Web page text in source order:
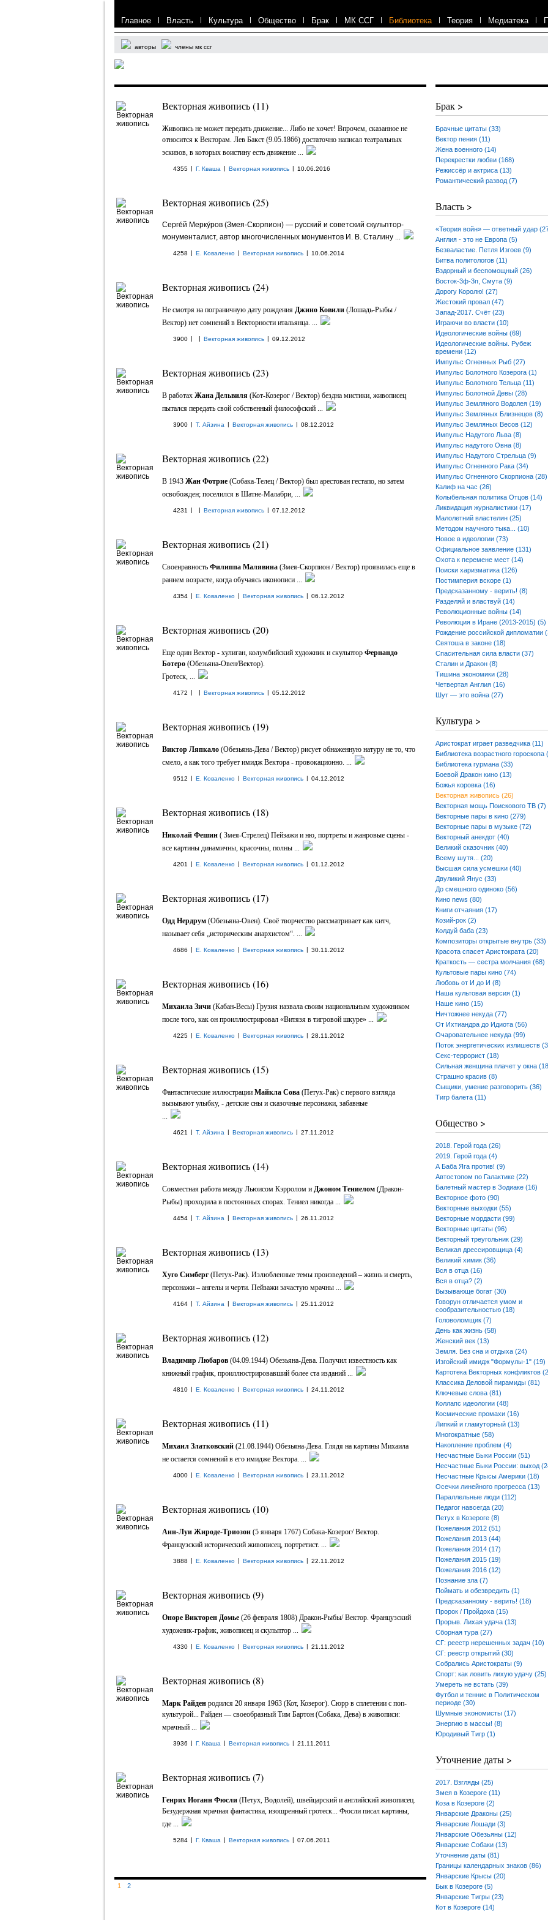
Главное | Власть | Культура | Общество | Брак | МК ССГ | Библиотека | Теория | Медиатека |
авторы члены мк ссг
Векторная живопись (11)
Живопись не может передать движение... Либо не хочет! Впрочем, сказанное не
относится к Векторам. Лев Бакст (9.05.1866) достаточно написал театральных
эскизов, в которых воистину есть движение ...
4355 | Г. Кваша | Векторная живопись | 10.06.2016
Векторная живопись (25)
Серге́й Мерку́ров (Змея-Скорпион) — русский и советский скульптор-
монументалист, автор многочисленных монументов И. В. Сталину ...
4258 | Е. Коваленко | Векторная живопись | 10.06.2014
Векторная живопись (24)
Не смотря на пограничную дату рождения Джино Ковили (Лошадь-Рыбы /
Вектор) нет сомнений в Векторности итальянца. ...
3900 | | Векторная живопись | 09.12.2012
Векторная живопись (23)
В работах Жана Дельвиля (Кот-Козерог / Вектор) бездна мистики, живописец
пытался передать свой собственный философский ...
3900 | Т. Айзина | Векторная живопись | 08.12.2012
Векторная живопись (22)
В 1943 Жан Фотрие (Собака-Телец / Вектор) был арестован гестапо, но затем
освобожден; поселился в Шатне-Малабри, ...
4231 | | Векторная живопись | 07.12.2012
Векторная живопись (21)
Своенравность Филиппа Малявина (Змея-Скорпион / Вектор) проявилась еще в
раннем возрасте, когда обучаясь иконописи ...
4354 | Е. Коваленко | Векторная живопись | 06.12.2012
Векторная живопись (20)
Еще один Вектор - хулиган, колумбийский художник и скульптор Фернандо
Ботеро (Обезьяна-Овен/Вектор).
Гротеск, ...
4172 | | Векторная живопись | 05.12.2012
Векторная живопись (19)
Виктор Ляпкало (Обезьяна-Дева / Вектор) рисует обнаженную натуру не то, что
смело, а как того требует имидж Вектора - провокационно. ...
9512 | Е. Коваленко | Векторная живопись | 04.12.2012
Векторная живопись (18)
Николай Фешин ( Змея-Стрелец) Пейзажи и ню, портреты и жанровые сцены -
все картины динамичны, красочны, полны ...
4201 | Е. Коваленко | Векторная живопись | 01.12.2012
Векторная живопись (17)
Одд Нердрум (Обезьяна-Овен). Своё творчество рассматривает как китч,
называет себя „историческим анархистом“. ...
4686 | Е. Коваленко | Векторная живопись | 30.11.2012
Векторная живопись (16)
Михаила Зичи (Кабан-Весы) Грузия назвала своим национальным художником
после того, как он проиллюстрировал «Витязя в тигровой шкуре» ...
4225 | Е. Коваленко | Векторная живопись | 28.11.2012
Векторная живопись (15)
Фантастические иллюстрации Майкла Сова (Петух-Рак) с первого взгляда
вызывают улыбку, - детские сны и сказочные персонажи, забавные
...
4621 | Т. Айзина | Векторная живопись | 27.11.2012
Векторная живопись (14)
Совместная работа между Льюисом Кэрролом и Джоном Тениелом (Дракон-
Рыбы) проходила в постоянных спорах. Тениел никогда ...
4454 | Т. Айзина | Векторная живопись | 26.11.2012
Векторная живопись (13)
Хуго Симберг(Петух-Рак). Излюбленные темы произведений – жизнь и смерть,
персонажи – ангелы и черти. Пейзажи зачастую мрачны ...
4164 | Т. Айзина | Векторная живопись | 25.11.2012
Векторная живопись (12)
Владимир Любаров (04.09.1944) Обезьяна-Дева. Получил известность как
книжный график, проиллюстрировавший более ста изданий ...
4810 | Е. Коваленко | Векторная живопись | 24.11.2012
Векторная живопись (11)
Михаил Златковский (21.08.1944) Обезьяна-Дева. Глядя на картины Михаила
не остается сомнений в его имидже Вектора. ...
4000 | Е. Коваленко | Векторная живопись | 23.11.2012
Векторная живопись (10)
Анн-Луи Жироде-Триозон (5 января 1767) Собака-Козерог/ Вектор.
Французский исторический живописец, портретист. ...
3888 | Е. Коваленко | Векторная живопись | 22.11.2012
Векторная живопись (9)
Оноре Викторен Домье (26 февраля 1808) Дракон-Рыбы/ Вектор. Французский
художник-график, живописец и скульптор ...
4330 | Е. Коваленко | Векторная живопись | 21.11.2012
Векторная живопись (8)
Марк Райден родился 20 января 1963 (Кот, Козерог). Сюрр в сплетении с поп-
культурой... Райден — своеобразный Тим Бартон (Собака, Дева) в живописи:
мрачный ...
3936 | Г. Кваша | Векторная живопись | 21.11.2011
Векторная живопись (7)
Генрих Иоганн Фюсли (Петух, Водолей), швейцарский и английский живописец.
Безудержная мрачная фантастика, изощренный гротеск... Фюсли писал картины,
где ...
5284 | Г. Кваша | Векторная живопись | 07.06.2011
1 2
Брак >
Брачные цитаты (33)
Вектор пения (11)
Жена военного (14)
Перекрестки любви (168)
Режиссёр и актриса (13)
Романтический развод (7)
Власть >
«Теория войн» — ответный удар
Англия - это не Европа (5)
Безваластие. Петля Изгоев (9)
Битва политологов (11)
Вздорный и беспомощный (26)
Восток-3ф-3п, Смута (9)
Дорогу Королю! (27)
Жестокий провал (47)
Запад-2017. Счёт (23)
Играючи во власти (10)
Идеологические войны (69)
Идеологические войны. Рубеж
времени (12)
Импульс Огненных Рыб (27)
Импульс Болотного Козерога (1)
Импульс Болотного Тельца (11)
Импульс Болотной Девы (28)
Импульс Земляного Водолея (19)
Импульс Земляных Близнецов (8)
Импульс Земляных Весов (12)
Импульс Надутого Льва (8)
Импульс надутого Овна (8)
Импульс Надутого Стрельца (9)
Импульс Огненного Рака (34)
Импульс Огненного Скорпиона (28)
Калиф на час (26)
Колыбельная политика Отцов (14)
Ликвидация журналистики (17)
Малолетний властелин (25)
Методом научного тыка... (10)
Новое в идеологии (73)
Официальное заявление (131)
Охота к перемене мест (14)
Поиски харизматика (126)
Постимперия вскоре (1)
Предсказанному - верить! (8)
Разделяй и властвуй (14)
Революционные войны (14)
Революция в Иране (2013-2015) (5)
Рождение российской дипломатии
Святоша в законе (18)
Спасительная сила власти (37)
Сталин и Дракон (8)
Тишина экономики (28)
Четвертая Англия (16)
Шут — это война (27)
Культура >
Аристократ играет разведчика (11)
Библиотека возрастного гороскопа
Библиотека гурмана (33)
Боевой Дракон кино (13)
Божья коровка (16)
Векторная живопись (26)
Векторная мощь Поискового ТВ (7)
Векторные пары в кино (279)
Векторные пары в музыке (72)
Векторный анекдот (40)
Великий сказочник (40)
Всему шутя... (20)
Высшая сила усмешки (40)
Двуликий Янус (33)
До смешного одиноко (56)
Кино news (80)
Книги отчаяния (17)
Козий-рок (2)
Колдуй баба (23)
Композиторы открытые внутрь (33)
Красота спасет Аристократа (20)
Краткость — сестра молчания (68)
Культовые пары кино (74)
Любовь от И до И (8)
Наша культовая версия (1)
Наше кино (15)
Ничтожнее некуда (77)
От Ихтиандра до Идиота (56)
Очаровательнее некуда (99)
Поток энергетических излишеств
Секс-террорист (18)
Сильная женщина плачет у окна
Страшно красив (8)
Сыщики, умение разговорить (36)
Тигр балета (11)
Общество >
2018. Герой года (26)
2019. Герой года (4)
А Баба Яга против! (9)
Автостопом по Галактике (22)
Балетный мастер в Зодиаке (16)
Векторное фото (90)
Векторные выходки (55)
Векторные мордасти (99)
Векторные цитаты (96)
Векторный треугольник (29)
Великая дрессировщица (4)
Великий химик (36)
Вся в отца (16)
Вся в отца? (2)
Вызывающе богат (30)
Говорун отличается умом и
сообразительностью (18)
Головоломщик (7)
День как жизнь (58)
Женский век (13)
Земля. Без сна и отдыха (24)
Изгойский имидж "Формулы-1" (19)
Картотека Векторных конфликтов
Классика Деловой пирамиды (81)
Ключевые слова (81)
Коллапс идеологии (48)
Космические промахи (16)
Липкий и гламуторный (13)
Многократные (58)
Накопление проблем (4)
Несчастные Быки России (51)
Несчастные Быки России: выход
Несчастные Крысы Америки (18)
Осечки линейного прогресса (13)
Параллельные люди (112)
Педагог навсегда (20)
Петух в Козероге (8)
Пожелания 2012 (51)
Пожелания 2013 (44)
Пожелания 2014 (17)
Пожелания 2015 (19)
Пожелания 2016 (12)
Познание зла (7)
Поймать и обезвредить (1)
Предсказанному - верить! (18)
Пророк / Пройдоха (15)
Прорыв. Лихая удача (13)
Сборная тура (27)
СГ: реестр нерешенных задач (10)
СГ: реестр открытий (30)
Собрались Аристократы (9)
Спорт: как ловить лихую удачу (25)
Умереть не встать (39)
Футбол и теннис в Политическом
периоде (30)
Шумные экономисты (17)
Энергию в массы! (8)
Юродивый Тигр (1)
Уточнение даты >
2017. Взгляды (25)
Змея в Козероге (11)
Коза в Козероге (2)
Январские Драконы (25)
Январские Лошади (3)
Январские Обезьяны (12)
Январские Собаки (13)
Уточнение даты (81)
Границы календарных знаков (86)
Январские Крысы (20)
Бык в Козероге (5)
Январские Тигры (23)
Кот в Козероге (14)